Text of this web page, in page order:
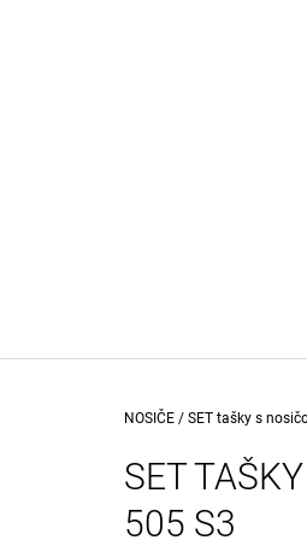
Domov
NOSIČE / SET tašky s
SET
505 S3
PREDNÝ NOSIČ ART.